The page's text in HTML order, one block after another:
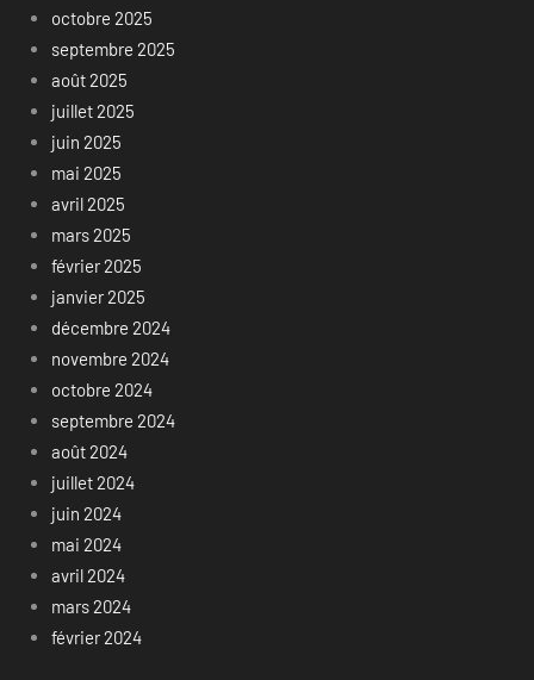
octobre 2025
septembre 2025
août 2025
juillet 2025
juin 2025
mai 2025
avril 2025
mars 2025
février 2025
janvier 2025
décembre 2024
novembre 2024
octobre 2024
septembre 2024
août 2024
juillet 2024
juin 2024
mai 2024
avril 2024
mars 2024
février 2024